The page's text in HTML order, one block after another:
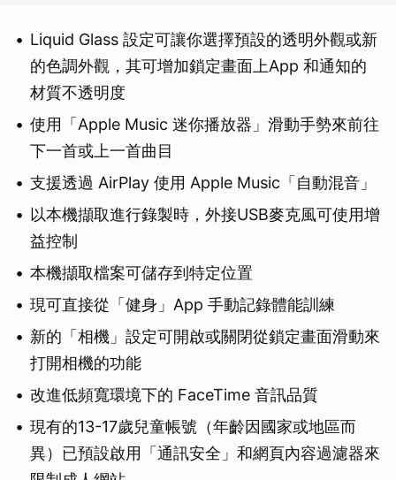
Liquid Glass 設定可讓你選擇預設的透明外觀或新
的色調外觀，其可增加鎖定畫面上App 和通知的
材質不透明度
使用「Apple Music 迷你播放器」滑動手勢來前往
下一首或上一首曲目
支援透過 AirPlay 使用 Apple Music「自動混音」
以本機擷取進行錄製時，外接USB麥克風可使用增
益控制
本機擷取檔案可儲存到特定位置
現可直接從「健身」App 手動記錄體能訓練
新的「相機」設定可開啟或關閉從鎖定畫面滑動來
打開相機的功能
改進低頻寬環境下的 FaceTime 音訊品質
現有的13-17歲兒童帳號（年齡因國家或地區而
異）已預設啟用「通訊安全」和網頁內容過濾器來